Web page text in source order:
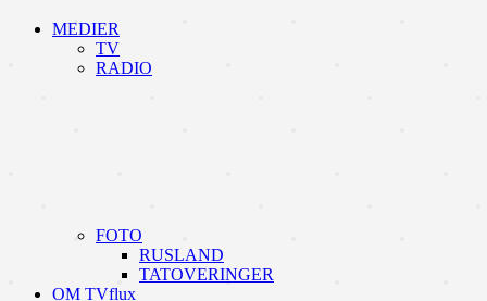
MEDIER
TV
RADIO
FOTO
RUSLAND
TATOVERINGER
OM TVflux